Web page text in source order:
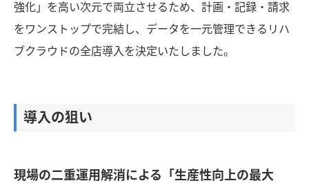
強化」を高い次元で両立させるため、計画・記録・請求
をワンストップで完結し、データを一元管理できるリハ
ブクラウドの全店導入を決定いたしました。
導入の狙い
現場の二重運用解消による「生産性向上の最大